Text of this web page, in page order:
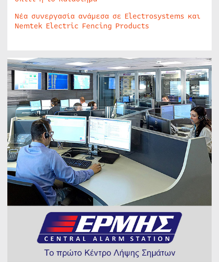
Νέα συνεργασία ανάμεσα σε Electrosystems και
Nemtek Electric Fencing Products